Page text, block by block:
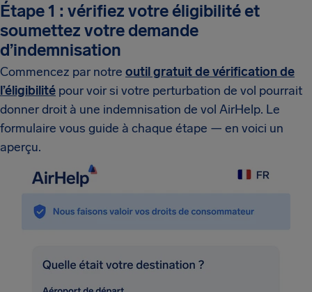
Étape 1 : vérifiez votre éligibilité et
soumettez votre demande
d’indemnisation
Commencez par notre outil gratuit de vérification de
l’éligibilité pour voir si votre perturbation de vol pourrait
donner droit à une indemnisation de vol AirHelp. Le
formulaire vous guide à chaque étape — en voici un
aperçu.